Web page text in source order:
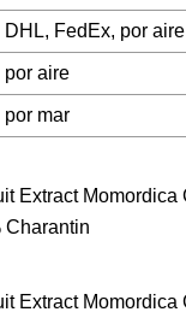
DHL, FedEx, por aire
por aire
por mar